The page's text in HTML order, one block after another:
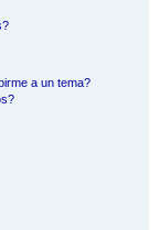
a un tema?